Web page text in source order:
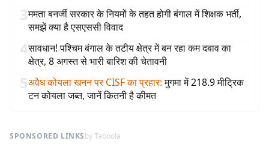
3ममता बनर्जी सरकार के नियमों के तहत होगी बंगाल में शिक्षक भर्ती,
समझें क्या है एसएससी विवाद
4सावधान! पश्चिम बंगाल के तटीय क्षेत्र में बन रहा कम दबाव का
क्षेत्र, 8 अगस्त से भारी बारिश की चेतावनी
5अवैध कोयला खनन पर CISF का प्रहार: मुगमा में 218.9 मीट्रिक
टन कोयला जब्त, जानें कितनी है कीमत
SPONSORED LINKSby Taboola